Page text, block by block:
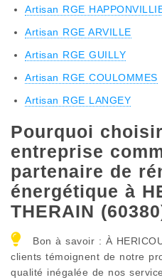
Artisan RGE
Artisan RGE ARVILLE
Artisan RGE GUILLY
Artisan RGE COULOMMES
Artisan RGE LANGEY
Pourquoi
entreprise
partenaire de
énergétique à
THERAIN
Bon à savoir : À
clients témoignent de notre
qualité inégalée de nos